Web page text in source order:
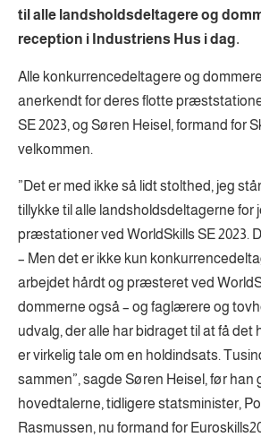
til alle landsholdsdeltagere og
reception i Industriens Hus i dag.
Alle konkurrencedeltagere og
anerkendt for deres flotte
SE 2023, og Søren Heisel, formand for
velkommen.
”Det er med ikke så lidt stolthed, jeg
tillykke til alle landsholdsdeltagerne for
præstationer ved WorldSkills SE 2023.
– Men det er ikke kun
arbejdet hårdt og præsteret ved
dommerne også – og faglærere og
udvalg, der alle har bidraget til at få det
er virkelig tale om en holdindsats.
sammen”, sagde Søren Heisel, før han
hovedtalerne, tidligere statsminister,
Rasmussen, nu formand for